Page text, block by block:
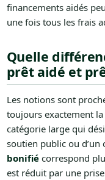
financements aidés
une fois tous les frais
Quelle
prêt aidé et
Les notions sont
toujours exactement
catégorie large qui
soutien public ou d’un
bonifiécorrespond
est réduit par une